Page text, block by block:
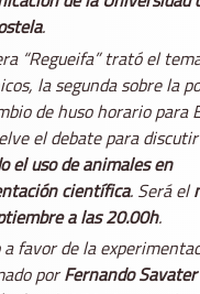
.
“Regueifa” trató el
la segunda sobre la
de huso horario para
el debate para discutir
el uso de animales en
científica. Será el
a las 20.00h.
a favor de la
porFernando Savater